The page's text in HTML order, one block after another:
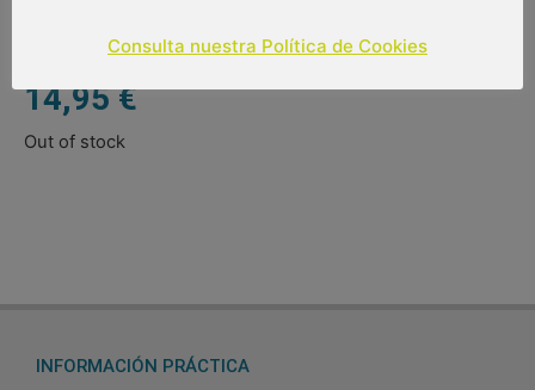
14,95€
Out of stock
INFORMACIÓN PRÁCTICA
Consulta nuestra Política de Cookies